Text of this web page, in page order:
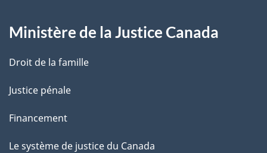
e
Ministère de la Justice Canada
Droit de la famille
Justice pénale
Financement
Le système de justice du Canada